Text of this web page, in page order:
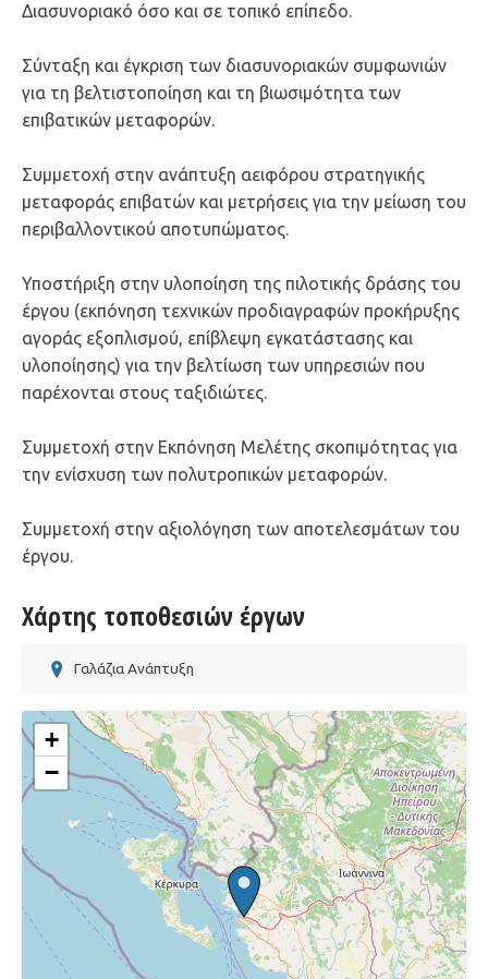
Διασυνοριακό όσο και σε τοπικό επίπεδο.
Σύνταξη και έγκριση των διασυνοριακών συμφωνιών
για τη βελτιστοποίηση και τη βιωσιμότητα των
επιβατικών μεταφορών.
Συμμετοχή στην ανάπτυξη αειφόρου στρατηγικής
μεταφοράς επιβατών και μετρήσεις για την μείωση του
περιβαλλοντικού αποτυπώματος.
Υποστήριξη στην υλοποίηση της πιλοτικής δράσης του
έργου (εκπόνηση τεχνικών προδιαγραφών προκήρυξης
αγοράς εξοπλισμού, επίβλεψη εγκατάστασης και
υλοποίησης) για την βελτίωση των υπηρεσιών που
παρέχονται στους ταξιδιώτες.
Συμμετοχή στην Εκπόνηση Μελέτης σκοπιμότητας για
την ενίσχυση των πολυτροπικών μεταφορών.
Συμμετοχή στην αξιολόγηση των αποτελεσμάτων του
έργου.
Χάρτης τοποθεσιών έργων
Γαλάζια Ανάπτυξη
+
−